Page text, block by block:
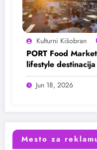
Kulturni Kišobran
PORT Food
lifestyle
Jun 18, 2026
Mesto za